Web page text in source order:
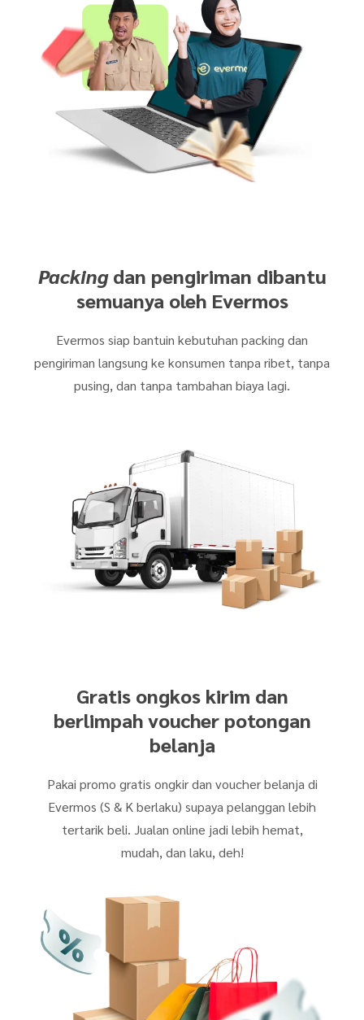
Packingdan pengiriman dibantu
semuanya oleh Evermos
Evermos siap bantuin kebutuhan packing dan
pengiriman langsung ke konsumen tanpa ribet, tanpa
pusing, dan tanpa tambahan biaya lagi.
Gratis ongkos kirim dan
berlimpah voucher potongan
belanja
Pakai promo gratis ongkir dan voucher belanja di
Evermos (S & K berlaku) supaya pelanggan lebih
tertarik beli. Jualan online jadi lebih hemat,
mudah, dan laku, deh!